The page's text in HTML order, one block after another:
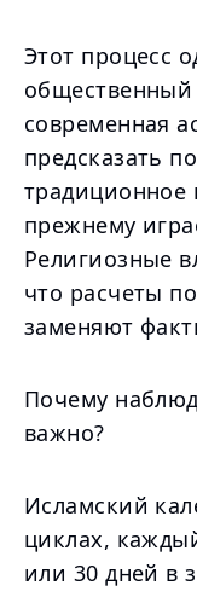
Этот процесс
современная
предсказать
традиционное
прежнему
Религиозные
что расчеты
заменяют
Почему
важно?
Исламский
циклах,
или 30 дней в